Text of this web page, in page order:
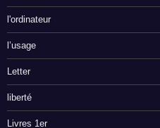
l'ordinateur
l’usage
Letter
liberté
Livres 1er